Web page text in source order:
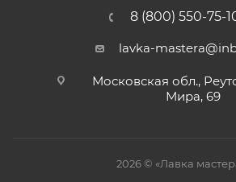
8 (800) 550-75-
lavka-
Московская обл.,
Мира, 69
2026 © «Лавка